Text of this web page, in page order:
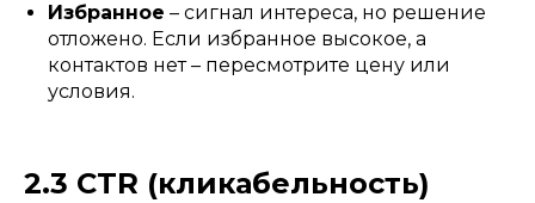
Избранное – сигнал интереса, но решение
отложено. Если избранное высокое, а
контактов нет – пересмотрите цену или
условия.
2.3 CTR (кликабельность)